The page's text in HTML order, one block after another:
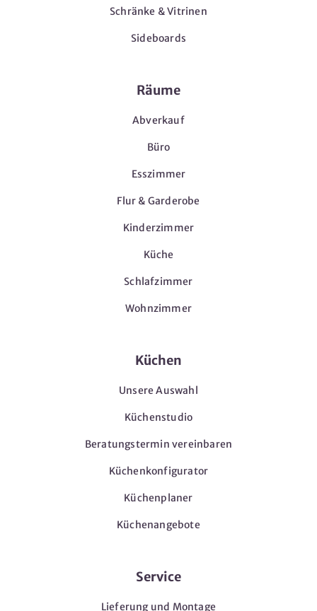
Schränke & Vitrinen
Sideboards
Räume
Abverkauf
Büro
Esszimmer
Flur & Garderobe
Kinderzimmer
Küche
Schlafzimmer
Wohnzimmer
Küchen
Unsere Auswahl
Küchenstudio
Beratungstermin vereinbaren
Küchenkonfigurator
Küchenplaner
Küchenangebote
Service
Lieferung und Montage